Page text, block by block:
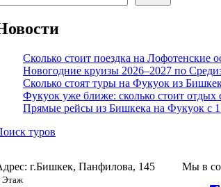
Сколько стоит поездка на
Новогодние круизы 2026–2027 по
Сколько стоят туры на Фукуок из
Фукуок уже ближе: сколько стоит
Прямые рейсы из Бишкека на Фукуок с 1
туров
г.Бишкек, Панфилова, 145
Этаж
Мы в